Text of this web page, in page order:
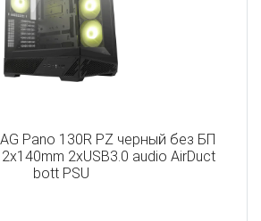
Pano 130R PZ черный без БП
2xUSB3.0 audio AirDuct
bott PSU